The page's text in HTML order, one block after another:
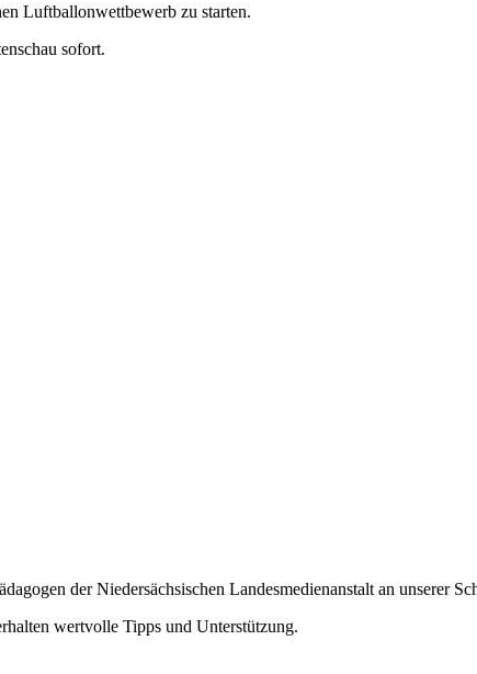
Luftballonwettbewerb zu starten.
sofort.
der Niedersächsischen Landesmedienanstalt an unserer
wertvolle Tipps und Unterstützung.